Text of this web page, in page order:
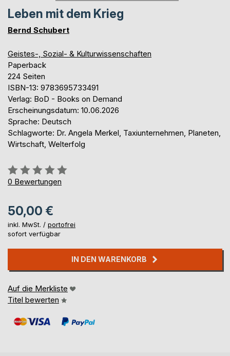
Leben mit dem Krieg
Bernd Schubert
Geistes-, Sozial- & Kulturwissenschaften
Paperback
224 Seiten
ISBN-13: 9783695733491
Verlag: BoD - Books on Demand
Erscheinungsdatum: 10.06.2026
Sprache: Deutsch
Schlagworte: Dr. Angela Merkel, Taxiunternehmen, Planeten,
Wirtschaft, Welterfolg
Bewertung::
0%
0 Bewertungen
50,00 €
inkl. MwSt. / portofrei
sofort verfügbar
IN DEN WARENKORB
Auf die Merkliste
Titel bewerten